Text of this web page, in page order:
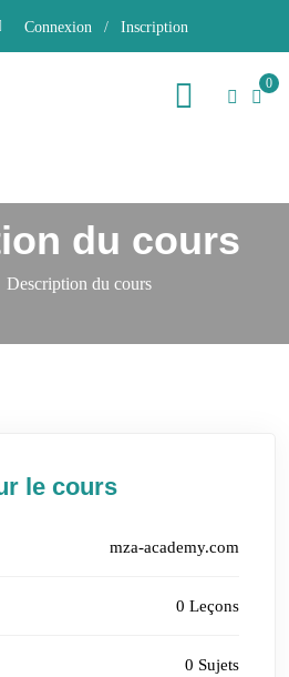
Connexion / Inscription
0
du cours
Description du cours
le cours
mza-academy.com
0 Leçons
0 Sujets